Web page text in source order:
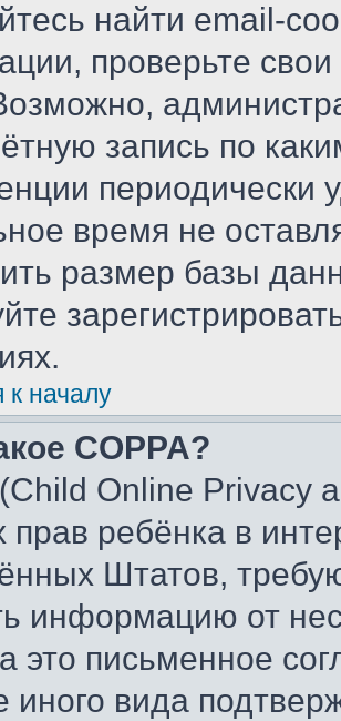
найти email-
проверьте
запись по
периодически
время не
размер базы
к началу
COPPA?
Online Privacy
прав ребёнка в
Штатов,
информацию от
это письменное
иного вида